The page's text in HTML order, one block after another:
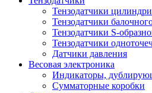
Тензодатчики
Тензодатчики
Тензодатчики S-
Тензодатчики
Датчики давления
Весовая электроника
Индикаторы,
Сумматорные коробки